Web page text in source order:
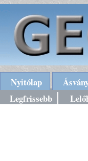
Nyitólap
Legfrissebb